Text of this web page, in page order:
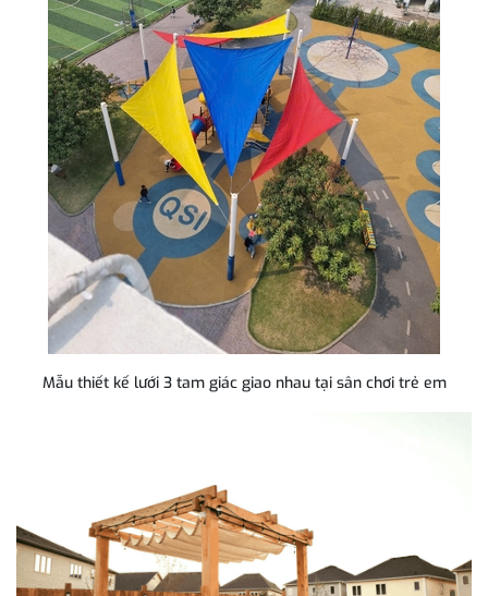
Mẫu thiết kế lưới 3 tam giác giao nhau tại sân chơi trẻ em